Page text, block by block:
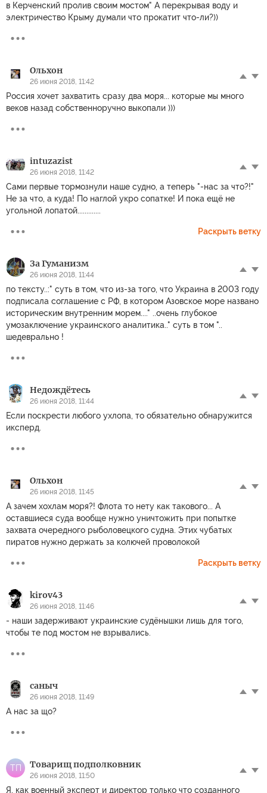
в Керченский пролив своим мостом" А перекрывая воду и
электричество Крыму думали что прокатит что-ли?))
Ольхон
26 июня 2018, 11:42
Россия хочет захватить сразу два моря... которые мы много
веков назад собственноручно выкопали )))
intuzazist
26 июня 2018, 11:42
Сами первые тормознули наше судно, а теперь "-нас за что?!"
Не за что, а куда! По наглой укро сопатке! И пока ещё не
угольной лопатой.............
Раскрыть ветку
За Гуманизм
26 июня 2018, 11:44
по тексту..:" суть в том, что из-за того, что Украина в 2003 году
подписала соглашение с РФ, в котором Азовское море названо
историческим внутренним морем...." ..очень глубокое
умозаключение украинского аналитика.." суть в том "..
шедеврально !
Недождётесь
26 июня 2018, 11:44
Если поскрести любого ухлопа, то обязательно обнаружится
иксперд.
Ольхон
26 июня 2018, 11:45
А зачем хохлам моря?! Флота то нету как такового... А
оставшиеся суда вообще нужно уничтожить при попытке
захвата очередного рыболовецкого судна. Этих чубатых
пиратов нужно держать за колючей проволокой
Раскрыть ветку
kirov43
26 июня 2018, 11:46
- наши задерживают украинские судёнышки лишь для того,
чтобы те под мостом не взрывались.
саныч
26 июня 2018, 11:49
А нас за що?
ТП Товарищ подполковник
26 июня 2018, 11:50
Я, как военный эксперт и директор только что созданного